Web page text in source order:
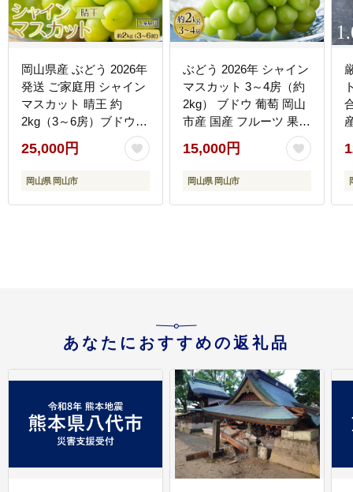
岡山県産 ぶどう 2026年
発送 ご家庭用 シャイン
マスカット 晴王 約
2kg（3～6房）ブドウ
フルーツ 果物
25,000円
岡山県 岡山市
ぶどう 2026年 シャイン
マスカット 3～4房（約
2kg） ブドウ 葡萄 岡山
市産 国産 フルーツ 果物
ギフトタンポポ農園
15,000円
岡山県 岡山市
あなたにおすすめの返礼品